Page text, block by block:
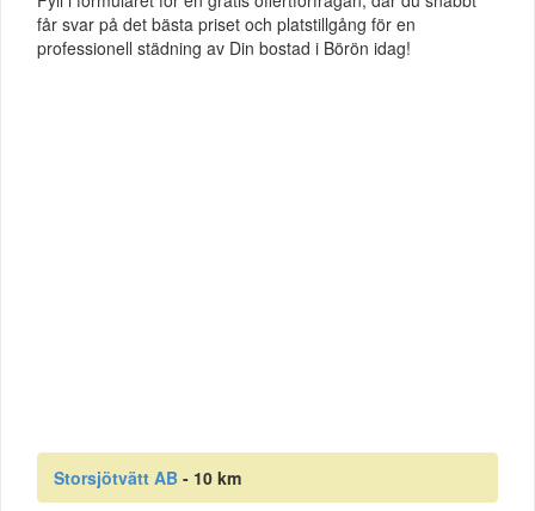
får svar på det bästa priset och platstillgång för en
professionell städning av Din bostad i Börön idag!
Storsjötvätt AB - 10 km